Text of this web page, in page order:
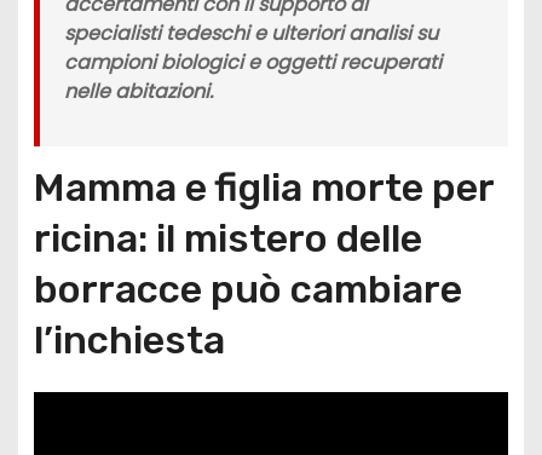
specialisti tedeschi e ulteriori analisi su
campioni biologici e oggetti recuperati
nelle abitazioni.
Mamma e figlia morte per
ricina: il mistero delle
borracce può cambiare
l’inchiesta